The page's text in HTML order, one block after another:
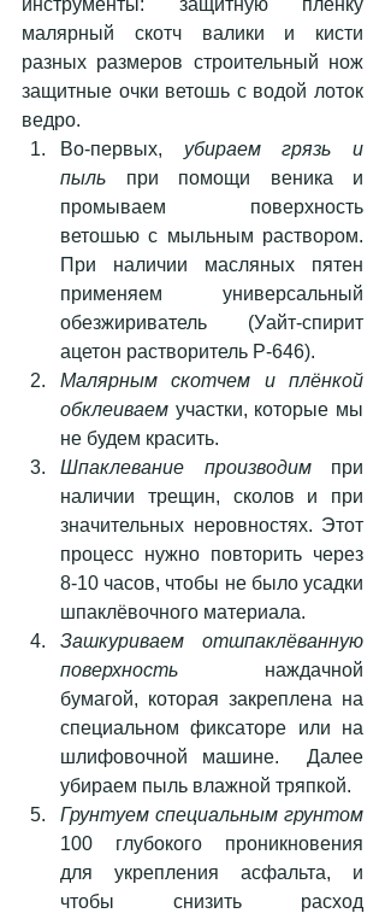
инструменты: защитную плёнку
малярный скотч валики и кисти
разных размеров строительный нож
защитные очки ветошь с водой лоток
ведро.
Во-первых, убираем грязь и
пыль при помощи веника и
промываем поверхность
ветошью с мыльным раствором.
При наличии масляных пятен
применяем универсальный
обезжириватель (Уайт-спирит
ацетон растворитель Р-646).
Малярным скотчем и плёнкой
обклеиваем участки, которые мы
не будем красить.
Шпаклевание производим при
наличии трещин, сколов и при
значительных неровностях. Этот
процесс нужно повторить через
8-10 часов, чтобы не было усадки
шпаклёвочного материала.
Зашкуриваем отшпаклёванную
поверхность наждачной
бумагой, которая закреплена на
специальном фиксаторе или на
шлифовочной машине.  Далее
убираем пыль влажной тряпкой.
Грунтуем специальным грунтом
100 глубокого проникновения
для укрепления асфальта, и
чтобы снизить расход